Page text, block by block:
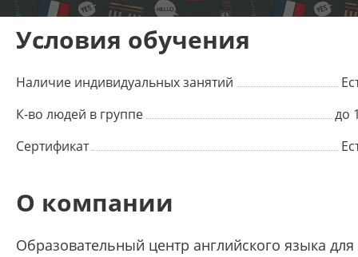
Условия обучения
Наличие индивидуальных занятий
К-во людей в группе
до
Сертификат
О компании
Образовательный центр английского языка для